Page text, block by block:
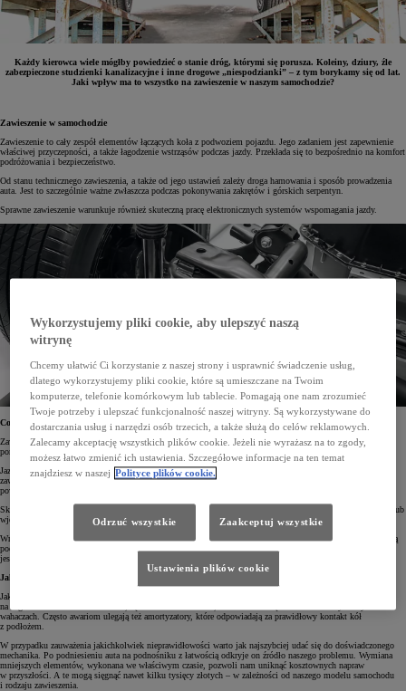
Każdy kierowca wiele mógłby powiedzieć o stanie dróg, którymi się porusza. Koleiny, dziury, źle
zabezpieczone studzienki kanalizacyjne i inne drogowe „niespodzianki” – z tym borykamy się od lat.
Jaki wpływ ma to wszystko na zawieszenie w naszym samochodzie?
Zawieszenie w samochodzie
Zawieszenie to cały zespół elementów łączących koła z podwoziem pojazdu. Jego zadaniem jest zapewnienie
właściwej przyczepności, a także łagodzenie wstrząsów podczas jazdy. Przekłada się to bezpośrednio na komfort
podróżowania i bezpieczeństwo.
Od stanu technicznego zawieszenia, a także od jego ustawień zależy droga hamowania i sposób prowadzenia
auta. Jest to szczególnie ważne zwłaszcza podczas pokonywania zakrętów i górskich serpentyn.
Sprawne zawieszenie warunkuje również skuteczną pracę elektronicznych systemów wspomagania jazdy.
Co powoduje zużycie zawieszenia?
Zawieszenie – jak każdy element w naszym aucie – ulega zużyciu. Im gorszy jest stan dróg, po których się
poruszamy, tym szybciej proces ten postępuje.
Jazda po ulicach pełnych dziur i nierówności powoduje drgania, które wpływają na poszczególne elementy
zawieszenia. Najpierw pojawiają się między nimi niewielkie luzy, które z czasem mogą się stać przyczyną
poważniejszej awarii.
Skrajnym przypadkiem jest nagłe mechaniczne uszkodzenie zawieszenia na skutek najechania na przeszkodę lub
wjechania w dziurę.
Wrogiem naszego zawieszenia jest też korozja. Sprzyjają temu zwłaszcza zanieczyszczenia, które się gromadzą
pod podwoziem samochodu. Również środki chemiczne, stosowane na drogach publicznych w okresie
jesienno-zimowym, nie pozostają bez wpływu na zawieszenie.
Jakie części zawieszenia psują się jako pierwsze?
Jako pierwsze psują się najczęściej gumowe i ruchome części zawieszenia, które są najbardziej narażone
na drgania. Mowa tu o sworzniach, łącznikach stabilizatora, końcówkach drążków kierowniczych czy
wahaczach. Często awariom ulegają też amortyzatory, które odpowiadają za prawidłowy kontakt kół
z podłożem.
W przypadku zauważenia jakichkolwiek nieprawidłowości warto jak najszybciej udać się do doświadczonego
mechanika. Po podniesieniu auta na podnośniku z łatwością odkryje on źródło naszego problemu. Wymiana
mniejszych elementów, wykonana we właściwym czasie, pozwoli nam uniknąć kosztownych napraw
w przyszłości. A te mogą sięgnąć nawet kilku tysięcy złotych – w zależności od naszego modelu samochodu
i rodzaju zawieszenia.
Wykorzystujemy pliki cookie, aby ulepszyć naszą
witrynę
Chcemy ułatwić Ci korzystanie z naszej strony i usprawnić świadczenie usług,
dlatego wykorzystujemy pliki cookie, które są umieszczane na Twoim
komputerze, telefonie komórkowym lub tablecie. Pomagają one nam zrozumieć
Twoje potrzeby i ulepszać funkcjonalność naszej witryny. Są wykorzystywane do
dostarczania usług i narzędzi osób trzecich, a także służą do celów reklamowych.
Zalecamy akceptację wszystkich plików cookie. Jeżeli nie wyrażasz na to zgody,
możesz łatwo zmienić ich ustawienia. Szczegółowe informacje na ten temat
znajdziesz w naszej Polityce plików cookie.
Odrzuć wszystkie Zaakceptuj wszystkie
Ustawienia plików cookie